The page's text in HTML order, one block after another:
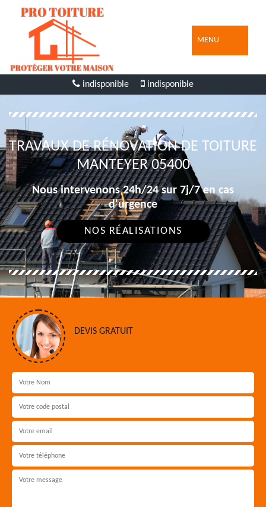
MENU
indisponible indisponible
TRAVAUX DE RÉNOVATION DE TOITURE
MANTEYER 05400
Nous intervenons 24h/24 sur 7j/7 en cas
d'urgence
NOS RÉALISATIONS
DEVIS GRATUIT